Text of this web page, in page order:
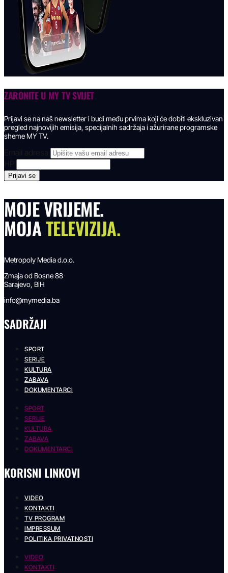
ZARONITE U MY TV SVIJET
Prijavi se na naš newsletter i budi među prvima koji će dobiti ekskluzivan
pregled najnovijih emisija, specijalnih sadržaja i ažurirane programske
sheme MY TV.
Email adresa
MOJE VRIJEME.
MOJATELEVIZIJA.
Metropoly Media d.o.o.
Zmaja od Bosne 88
Sarajevo, BiH
info@mymedia.ba
SADRŽAJI
SPORT
SERIJE
KULTURA
ZABAVA
DOKUMENTARCI
SPORT
SERIJE
KULTURA
ZABAVA
DOKUMENTARCI
KORISNI LINKOVI
VIDEO
KONTAKTI
TV PROGRAM
IMPRESSUM
POLITIKA PRIVATNOSTI
VIDEO
KONTAKTI